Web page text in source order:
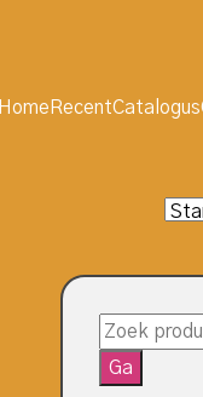
Home RecentCatalogus
Zoeken
naar:
Ga